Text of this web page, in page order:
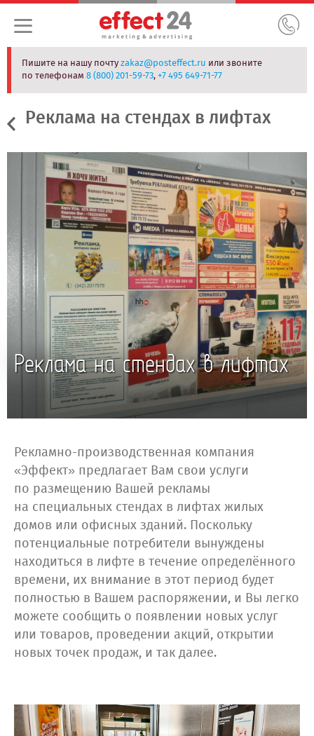
Пишите на нашу почтуzakaz@posteffect.ru или звоните
по телефонам8 (800) 201-59-73,+7 495 649-71-77
Реклама на стендах в лифтах
Реклама на стендах в лифтах
Рекламно-производственная компания
«Эффект» предлагает Вам свои услуги
по размещению Вашей рекламы
на специальных стендах в лифтах жилых
домов или офисных зданий. Поскольку
потенциальные потребители вынуждены
находиться в лифте в течение определённого
времени, их внимание в этот период будет
полностью в Вашем распоряжении, и Вы легко
можете сообщить о появлении новых услуг
или товаров, проведении акций, открытии
новых точек продаж, и так далее.